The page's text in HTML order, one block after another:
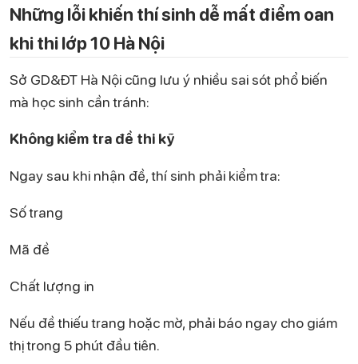
Những lỗi khiến thí sinh dễ mất điểm oan
khi thi lớp 10 Hà Nội
Sở GD&ĐT Hà Nội cũng lưu ý nhiều sai sót phổ biến
mà học sinh cần tránh:
Không kiểm tra đề thi kỹ
Ngay sau khi nhận đề, thí sinh phải kiểm tra:
Số trang
Mã đề
Chất lượng in
Nếu đề thiếu trang hoặc mờ, phải báo ngay cho giám
thị trong 5 phút đầu tiên.